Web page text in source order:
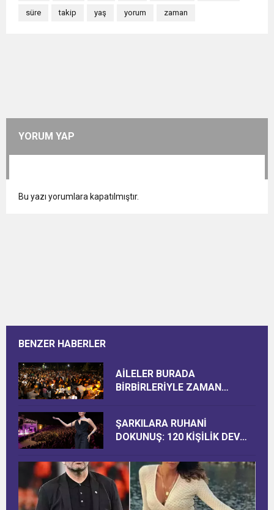
süre takip yaş yorum zaman
YORUM YAP
Bu yazı yorumlara kapatılmıştır.
BENZER HABERLER
AİLELER BURADA
BİRBİRLERİYLE ZAMAN
ŞARKILARA RUHANİ
DOKUNUŞ: 120 KİŞİLİK DEV